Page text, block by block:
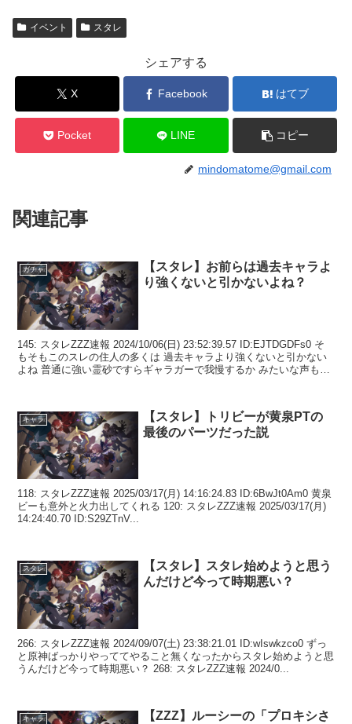
イベント スタレ
シェアする
X Facebook はてブ
Pocket LINE コピー
mindomatome@gmail.com
関連記事
ガチャ
【スタレ】お前らは過去キャラよ
り強くないと引かないよね？
145: スタレZZZ速報 2024/10/06(日) 23:52:39.57 ID:EJTDGDFs0 そ
もそもこのスレの住人の多くは 過去キャラより強くないと引かない
よね 普通に強い霊砂ですらギャラガーで我慢するか みたいな声も多
キャラ
【スタレ】トリビーが黄泉PTの
最後のパーツだった説
118: スタレZZZ速報 2025/03/17(月) 14:16:24.83 ID:6BwJt0Am0 黄泉
ビーも意外と火力出してくれる 120: スタレZZZ速報 2025/03/17(月)
14:24:40.70 ID:S29ZTnV...
スタレ
【スタレ】スタレ始めようと思う
んだけど今って時期悪い？
266: スタレZZZ速報 2024/09/07(土) 23:38:21.01 ID:wIswkzco0 ずっ
と原神ばっかりやっててやること無くなったからスタレ始めようと思
うんだけど今って時期悪い？ 268: スタレZZZ速報 2024/0...
キャラ
【ZZZ】ルーシーの「プロキシさ